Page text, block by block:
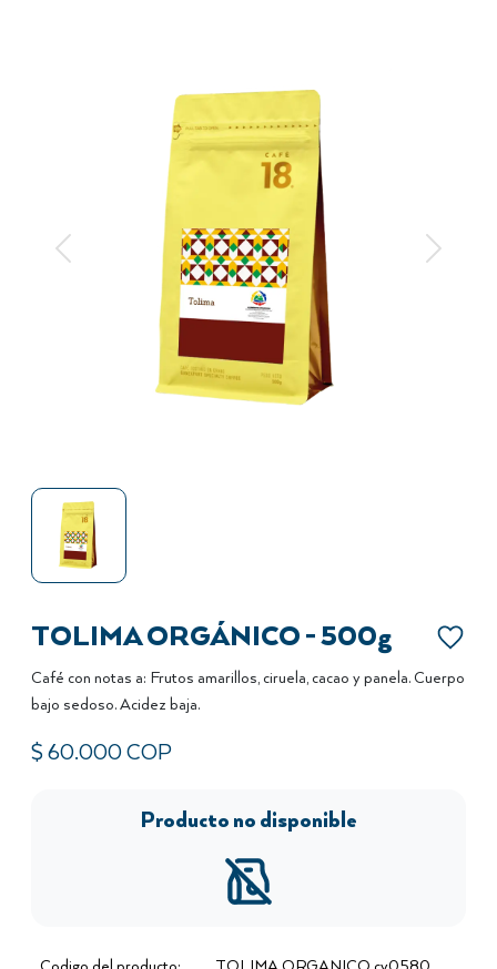
Anterior Siguiente
TOLIMA ORGÁNICO - 500g
Café con notas a: Frutos amarillos, ciruela, cacao y panela. Cuerpo
bajo sedoso. Acidez baja.
$ 60.000COP
Producto no disponible